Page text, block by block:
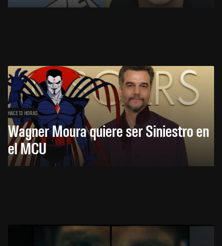
HACE 13 HORAS
Wagner Moura quiere ser Siniestro en
el MCU